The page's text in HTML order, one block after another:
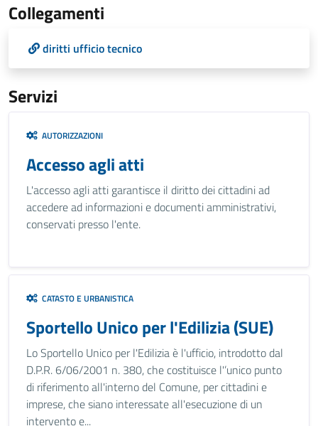
Collegamenti
diritti ufficio tecnico
Servizi
AUTORIZZAZIONI
Accesso agli atti
L'accesso agli atti garantisce il diritto dei cittadini ad
accedere ad informazioni e documenti amministrativi,
conservati presso l'ente.
CATASTO E URBANISTICA
Sportello Unico per l'Edilizia (SUE)
Lo Sportello Unico per l'Edilizia è l'ufficio, introdotto dal
D.P.R. 6/06/2001 n. 380, che costituisce l'’unico punto
di riferimento all'interno del Comune, per cittadini e
imprese, che siano interessate all'esecuzione di un
intervento e...